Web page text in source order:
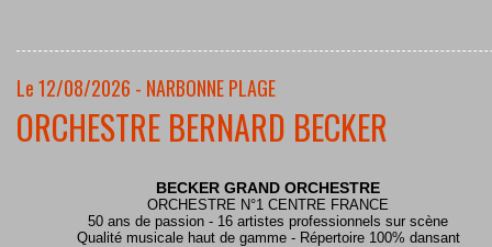
Le 12/08/2026 - NARBONNE PLAGE
ORCHESTRE BERNARD BECKER
BECKER GRAND ORCHESTRE
ORCHESTRE N°1 CENTRE FRANCE
50 ans de passion - 16 artistes professionnels sur scène
Qualité musicale haut de gamme - Répertoire 100% dansant